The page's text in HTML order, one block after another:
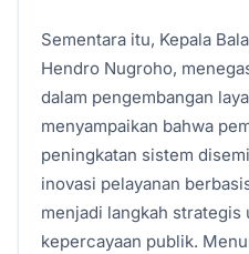
Sementara itu, Kepala
Hendro Nugroho,
dalam pengembangan
menyampaikan bahwa
peningkatan sistem
inovasi pelayanan
menjadi langkah strategis
kepercayaan publik.